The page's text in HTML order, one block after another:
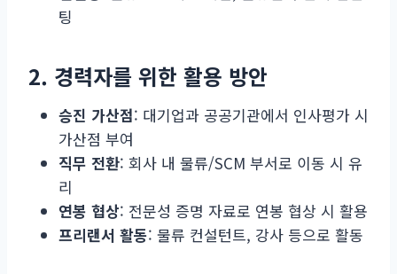
팅
2. 경력자를 위한 활용 방안
승진 가산점: 대기업과 공공기관에서 인사평가 시
가산점 부여
직무 전환: 회사 내 물류/SCM 부서로 이동 시 유
리
연봉 협상: 전문성 증명 자료로 연봉 협상 시 활용
프리랜서 활동: 물류 컨설턴트, 강사 등으로 활동